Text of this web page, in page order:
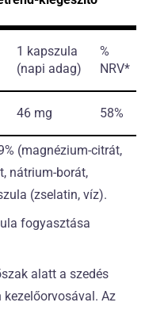
1 kapszula
(napi adag)
%
NRV*
46 mg 58%
(magnézium-citrát,
nátrium-borát,
(zselatin, víz).
fogyasztása
alatt a szedés
Az